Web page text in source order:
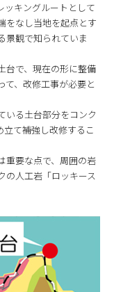
ッキングルートとして
をなし当地を起点とす
景観で知られていま
台で、現在の形に整備
て、改修工事が必要と
いる土台部分をコンク
立て補強し改修するこ
重要な点で、周囲の岩
の人工岩「ロッキース